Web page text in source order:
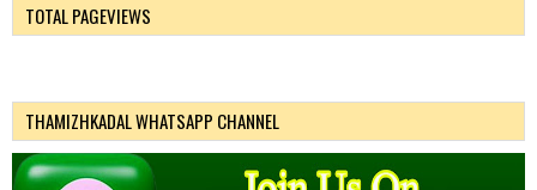
TOTAL PAGEVIEWS
THAMIZHKADAL WHATSAPP CHANNEL